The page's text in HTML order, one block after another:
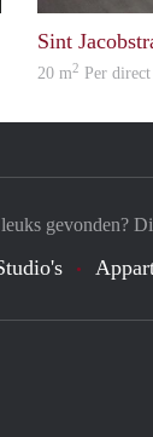
Sint
20 m2 Per
gevonden?